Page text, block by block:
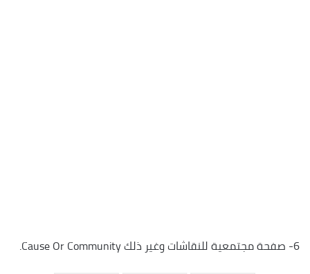
6- صفحة مجتمعية للنقاشات وغير ذلك Cause Or Community.